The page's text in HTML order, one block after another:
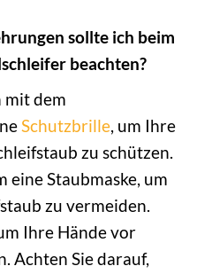
sollte ich beim
beachten?
mit dem
Schutzbrille, um Ihre
zu schützen.
eine Staubmaske, um
zu vermeiden.
Ihre Hände vor
Achten Sie darauf,